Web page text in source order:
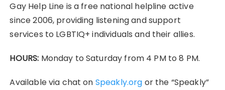
Gay Help Line is a free national helpline active
since 2006, providing listening and support
services to LGBTIQ+ individuals and their allies.
HOURS: Monday to Saturday from 4 PM to 8 PM.
Available via chat on Speakly.org or the “Speakly”